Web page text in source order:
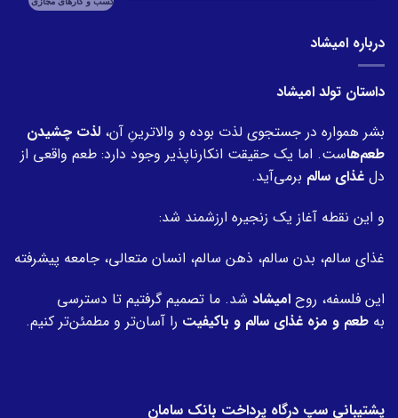
درباره امیشاد
داستان تولد امیشاد
بشر همواره در جستجوی لذت بوده و والاترینِ آن، لذت چشیدن
طعم‌هاست. اما یک حقیقت انکارناپذیر وجود دارد: طعم واقعی از
دل غذای سالم برمی‌آید.
و این نقطه آغاز یک زنجیره ارزشمند شد:
غذای سالم، بدن سالم، ذهن سالم، انسان متعالی، جامعه پیشرفته
این فلسفه، روح امیشاد شد. ما تصمیم گرفتیم تا دسترسی
به طعم و مزه غذای سالم و باکیفیت را آسان‌تر و مطمئن‌تر کنیم.
پشتیبانی سپ درگاه پرداخت بانک سامان